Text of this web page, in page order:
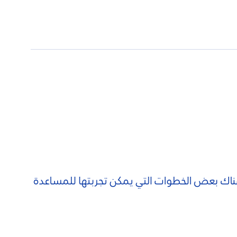
بعض الخطوات التي يمكن تجربتها للمساعدة